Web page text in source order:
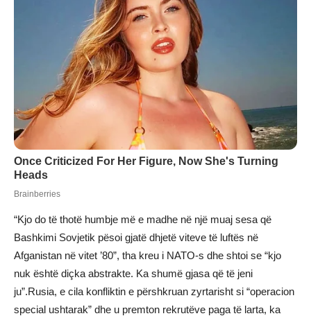
“Kjo do të thotë humbje më e madhe në një muaj sesa që
Bashkimi Sovjetik pësoi gjatë dhjetë viteve të luftës në
Afganistan në vitet ’80”, tha kreu i NATO-s dhe shtoi se “kjo
nuk është diçka abstrakte. Ka shumë gjasa që të jeni
ju”.Rusia, e cila konfliktin e përshkruan zyrtarisht si “operacion
special ushtarak” dhe u premton rekrutëve paga të larta, ka